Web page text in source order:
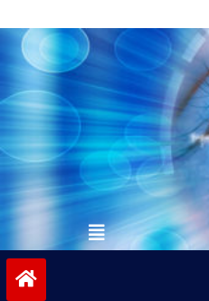
to
contentvinivida.lk